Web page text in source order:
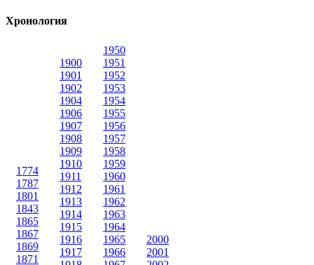
Хронология
1774
1787
1801
1843
1865
1867
1869
1871
1900
1901
1902
1904
1906
1907
1908
1909
1910
1911
1912
1913
1914
1915
1916
1917
1950
1951
1952
1953
1954
1955
1956
1957
1958
1959
1960
1961
1962
1963
1964
1965
1966
2000
2001